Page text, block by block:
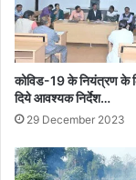
प्रावधान
की
जानकारी
प्रदान
किया
गया...
कोविड-19 के नियंत्रण के
दिये आवश्यक निर्देश…
29 December 2023